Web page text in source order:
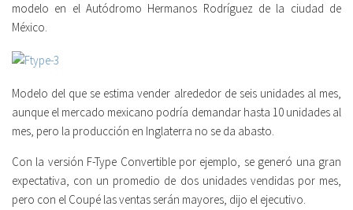
modelo en el Autódromo Hermanos Rodríguez de la ciudad de
México.
Modelo del que se estima vender alrededor de seis unidades al mes,
aunque el mercado mexicano podría demandar hasta 10 unidades al
mes, pero la producción en Inglaterra no se da abasto.
Con la versión F-Type Convertible por ejemplo, se generó una gran
expectativa, con un promedio de dos unidades vendidas por mes,
pero con el Coupé las ventas serán mayores, dijo el ejecutivo.